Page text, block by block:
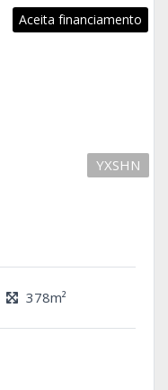
Aceita financiamento
YXSHN
378m²